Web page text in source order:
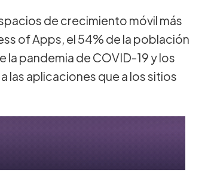
de crecimiento móvil más
of Apps, el 54% de la población
la pandemia de COVID-19 y los
las aplicaciones que a los sitios